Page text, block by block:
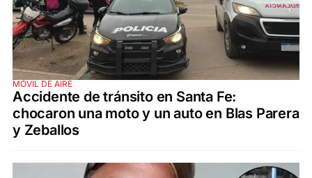
MÓVIL DE AIRE
Accidente de tránsito en Santa Fe:
chocaron una moto y un auto en Blas Parera
y Zeballos